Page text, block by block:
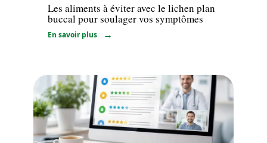
Les aliments à éviter avec le lichen plan
buccal pour soulager vos symptômes
En savoir plus
Santé